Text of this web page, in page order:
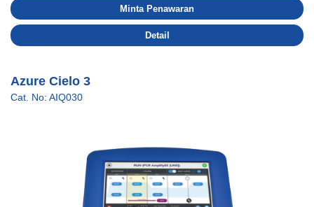
Minta Penawaran
Detail
Azure Cielo 3
Cat. No: AIQ030